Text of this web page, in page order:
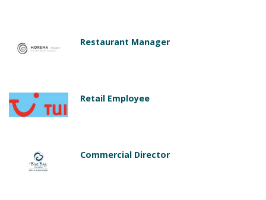
Restaurant Manager
Retail Employee
Commercial Director